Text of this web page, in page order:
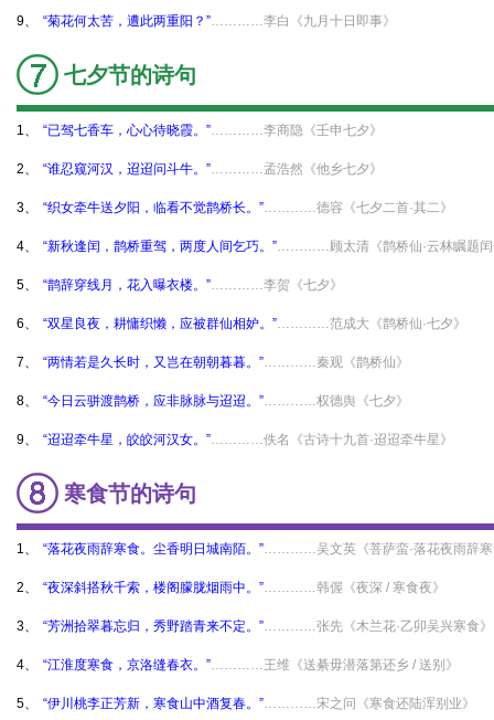
9、 “菊花何太苦，遭此两重阳？”…………李白《九月十日即事》
七夕节的诗句
1、 “已驾七香车，心心待晓霞。”…………李商隐《壬申七夕》
2、 “谁忍窥河汉，迢迢问斗牛。”…………孟浩然《他乡七夕》
3、 “织女牵牛送夕阳，临看不觉鹊桥长。”…………德容《七夕二首·其二》
4、 “新秋逢闰，鹊桥重驾，两度人间乞巧。”…………顾太清《鹊桥仙·云林瞩题闰
5、 “鹊辞穿线月，花入曝衣楼。”…………李贺《七夕》
6、 “双星良夜，耕慵织懒，应被群仙相妒。”…………范成大《鹊桥仙·七夕》
7、 “两情若是久长时，又岂在朝朝暮暮。”…………秦观《鹊桥仙》
8、 “今日云骈渡鹊桥，应非脉脉与迢迢。”…………权德舆《七夕》
9、 “迢迢牵牛星，皎皎河汉女。”…………佚名《古诗十九首·迢迢牵牛星》
寒食节的诗句
1、 “落花夜雨辞寒食。尘香明日城南陌。”…………吴文英《菩萨蛮·落花夜雨辞寒
2、 “夜深斜搭秋千索，楼阁朦胧烟雨中。”…………韩偓《夜深 / 寒食夜》
3、 “芳洲拾翠暮忘归，秀野踏青来不定。”…………张先《木兰花·乙卯吴兴寒食》
4、 “江淮度寒食，京洛缝春衣。”…………王维《送綦毋潜落第还乡 / 送别》
5、 “伊川桃李正芳新，寒食山中酒复春。”…………宋之问《寒食还陆浑别业》